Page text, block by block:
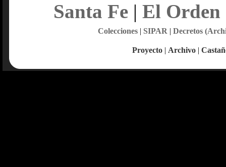
Santa Fe| El Orden
Colecciones| SIPAR | Decretos
Proyecto | Archivo |